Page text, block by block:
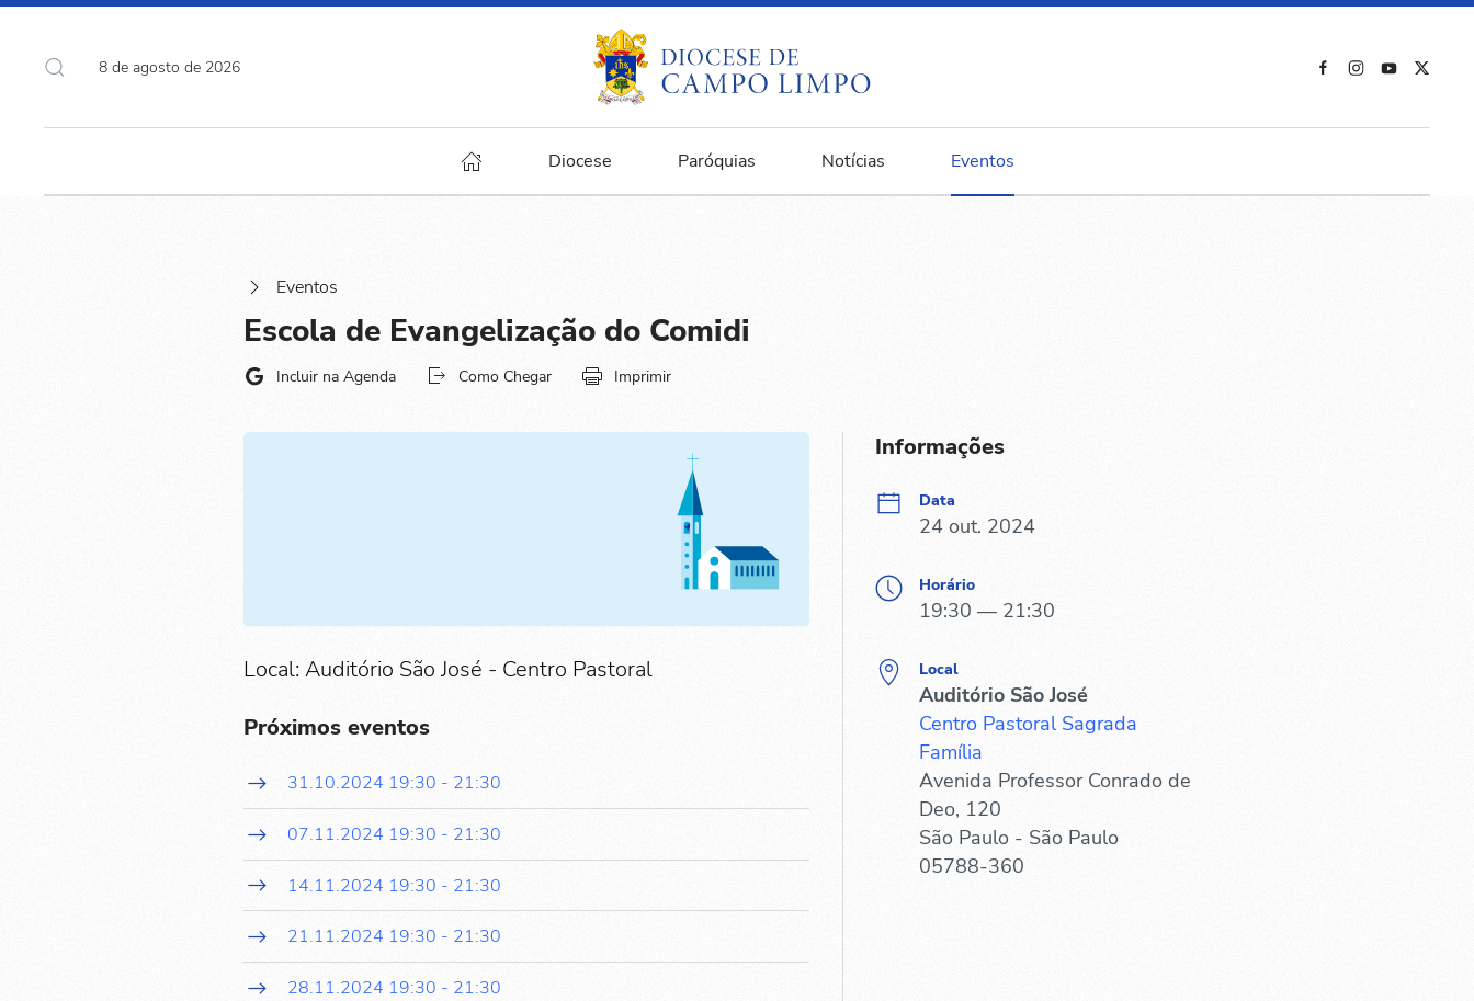
8 de agosto de 2026
Diocese Paróquias Notícias Eventos
Eventos
Escola de Evangelização do Comidi
Incluir na Agenda Como Chegar Imprimir
Local: Auditório São José - Centro Pastoral
Próximos eventos
31.10.2024 19:30 - 21:30
07.11.2024 19:30 - 21:30
14.11.2024 19:30 - 21:30
21.11.2024 19:30 - 21:30
28.11.2024 19:30 - 21:30
Informações
Data
24 out. 2024
Horário
19:30 — 21:30
Local
Auditório São José
Centro Pastoral Sagrada
Família
Avenida Professor Conrado de
Deo, 120
São Paulo - São Paulo
05788-360